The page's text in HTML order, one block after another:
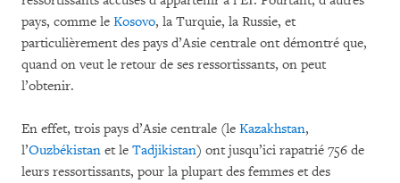
pays, comme le Kosovo, la Turquie, la Russie, et
particulièrement des pays d’Asie centrale ont démontré que,
quand on veut le retour de ses ressortissants, on peut
l’obtenir.
En effet, trois pays d’Asie centrale (le Kazakhstan,
l’Ouzbékistan et le Tadjikistan) ont jusqu’ici rapatrié 756 de
leurs ressortissants, pour la plupart des femmes et des